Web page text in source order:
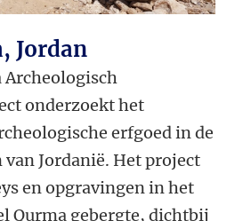
Jordan
Archeologisch
onderzoekt het
erfgoed in de
Jordanië. Het project
en opgravingen in het
Qurma gebergte, dichtbij